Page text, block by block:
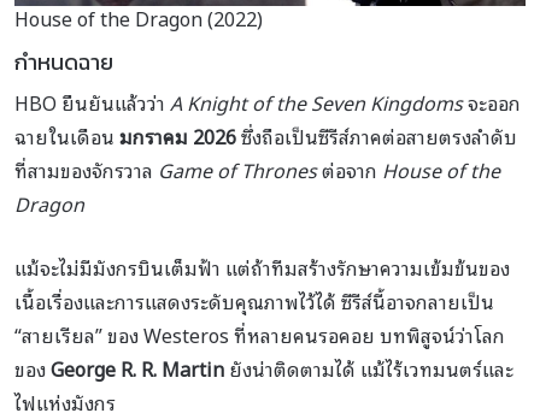
House of the Dragon (2022)
กำหนดฉาย
HBO ยืนยันแล้วว่าA Knight of the Seven Kingdomsจะออก
ฉายในเดือนมกราคม 2026ซึ่งถือเป็นซีรีส์ภาคต่อสายตรงลำดับ
ที่สามของจักรวาล Game of Thronesต่อจาก House of the
Dragon
แม้จะไม่มีมังกรบินเต็มฟ้า แต่ถ้าทีมสร้างรักษาความเข้มข้นของ
เนื้อเรื่องและการแสดงระดับคุณภาพไว้ได้ ซีรีส์นี้อาจกลายเป็น
“สายเรียล” ของ Westeros ที่หลายคนรอคอย บทพิสูจน์ว่าโลก
ของGeorge R. R. Martinยังน่าติดตามได้ แม้ไร้เวทมนตร์และ
ไฟแห่งมังกร